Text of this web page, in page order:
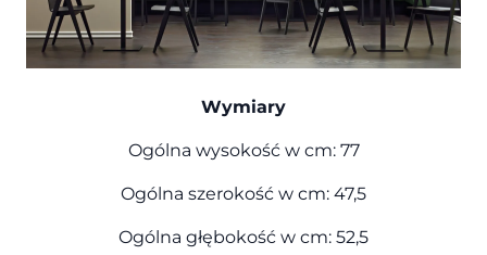
Wymiary
Ogólna wysokość w cm: 77
Ogólna szerokość w cm: 47,5
Ogólna głębokość w cm: 52,5